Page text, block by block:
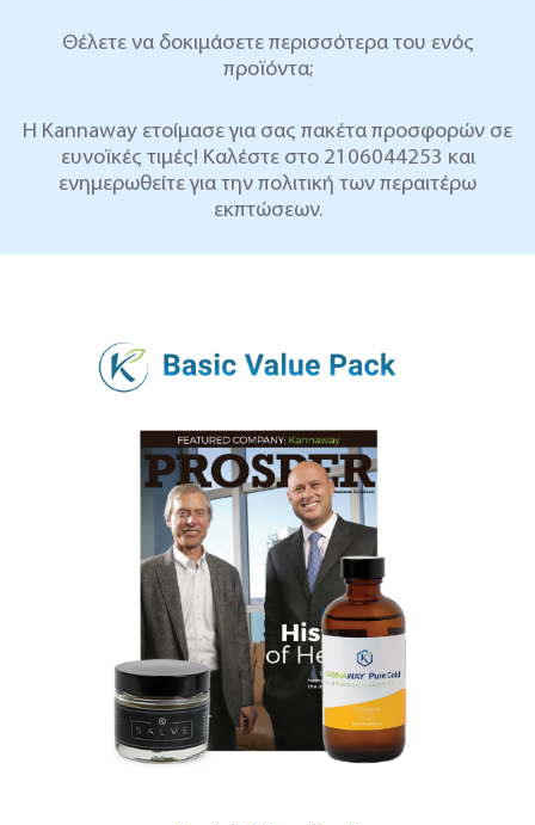
Θέλετε να δοκιμάσετε περισσότερα του ενός
προϊόντα;
Η Kannaway ετοίμασε για σας πακέτα προσφορών σε
ευνοϊκές τιμές! Καλέστε στο 2106044253 και
ενημερωθείτε για την πολιτική των περαιτέρω
εκπτώσεων.